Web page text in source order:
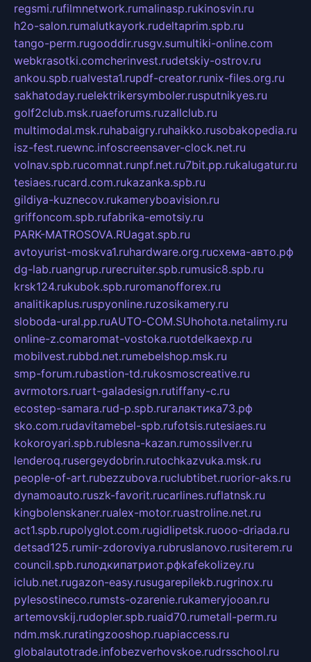
regsmi.rufilmnetwork.rumalinasp.rukinosvin.ru
h2o-salon.rumalutkayork.rudeltaprim.spb.ru
tango-perm.rugooddir.rusgv.sumultiki-online.com
webkrasotki.comcherinvest.rudetskiy-ostrov.ru
ankou.spb.rualvesta1.rupdf-creator.runix-files.org.ru
sakhatoday.ruelektrikersymboler.rusputnikyes.ru
golf2club.msk.ruaeforums.ruzallclub.ru
multimodal.msk.ruhabaigry.ruhaikko.rusobakopedia.ru
isz-fest.ruewnc.infoscreensaver-clock.net.ru
volnav.spb.rucomnat.runpf.net.ru7bit.pp.rukalugatur.ru
tesiaes.rucard.com.rukazanka.spb.ru
gildiya-kuznecov.rukameryboavision.ru
griffoncom.spb.rufabrika-emotsiy.ru
PARK-MATROSOVA.RUagat.spb.ru
avtoyurist-moskva1.ruhardware.org.ruсхема-авто.рф
dg-lab.ruangrup.rurecruiter.spb.rumusic8.spb.ru
krsk124.rukubok.spb.ruromanofforex.ru
analitikaplus.ruspyonline.ruzosikamery.ru
sloboda-ural.pp.ruAUTO-COM.SUhohota.netalimy.ru
online-z.comaromat-vostoka.ruotdelkaexp.ru
mobilvest.rubbd.net.rumebelshop.msk.ru
smp-forum.rubastion-td.rukosmoscreative.ru
avrmotors.ruart-galadesign.rutiffany-c.ru
ecostep-samara.rud-p.spb.ruгалактика73.рф
sko.com.rudavitamebel-spb.rufotsis.rutesiaes.ru
kokoroyari.spb.rublesna-kazan.rumossilver.ru
lenderoq.rusergeydobrin.rutochkazvuka.msk.ru
people-of-art.rubezzubova.ruclubtibet.ruorior-aks.ru
dynamoauto.ruszk-favorit.rucarlines.ruflatnsk.ru
kingbolenskaner.rualex-motor.ruastroline.net.ru
act1.spb.rupolyglot.com.rugidlipetsk.ruooo-driada.ru
detsad125.rumir-zdoroviya.rubruslanovo.rusiterem.ru
council.spb.ruлодкипатриот.рфkafekolizey.ru
iclub.net.rugazon-easy.rusugarepilekb.rugrinox.ru
pylesostineco.rumsts-ozarenie.rukameryjooan.ru
artemovskij.rudopler.spb.ruaid70.rumetall-perm.ru
ndm.msk.ruratingzooshop.ruapiaccess.ru
globalautotrade.infobezverhovskoe.rudrsschool.ru